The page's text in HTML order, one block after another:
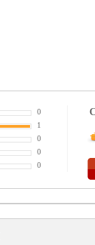
0
1
0
0
0